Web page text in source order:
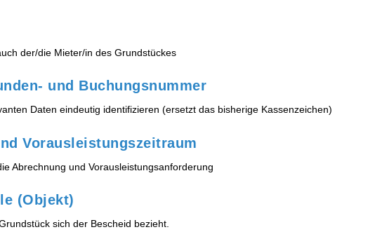
der/die Mieter/in des Grundstückes
und Buchungsnummer
Daten eindeutig identifizieren (ersetzt das bisherige Kassenzeichen)
Vorausleistungszeitraum
Abrechnung und Vorausleistungsanforderung
(Objekt)
sich der Bescheid bezieht.